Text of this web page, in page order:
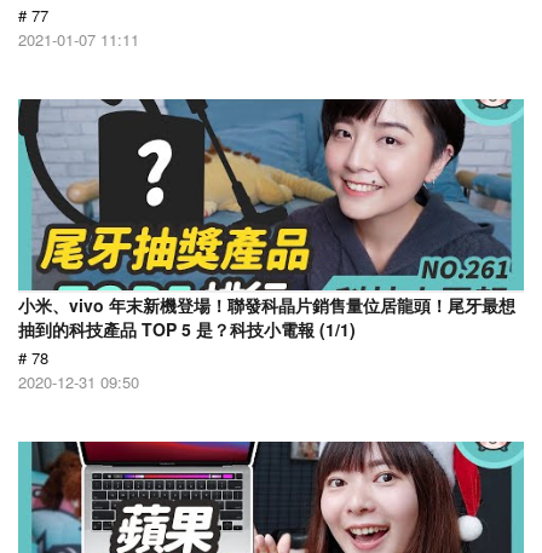
# 77
2021-01-07 11:11
小米、vivo 年末新機登場！聯發科晶片銷售量位居龍頭！尾牙最想
抽到的科技產品 TOP 5 是？科技小電報 (1/1)
# 78
2020-12-31 09:50